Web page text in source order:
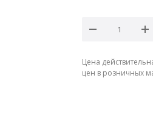
Цена
цен в розничных